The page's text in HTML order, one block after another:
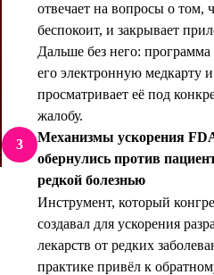
отвечает на вопросы о том,
беспокоит, и закрывает
Дальше без него:
его электронную медкарту и
просматривает её под
жалобу.
3
Механизмы ускорения
обернулись против
редкой болезнью
Инструмент, который
создавал для ускорения
лекарств от редких
практике привёл к